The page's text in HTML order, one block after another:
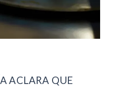
ACLARA QUE